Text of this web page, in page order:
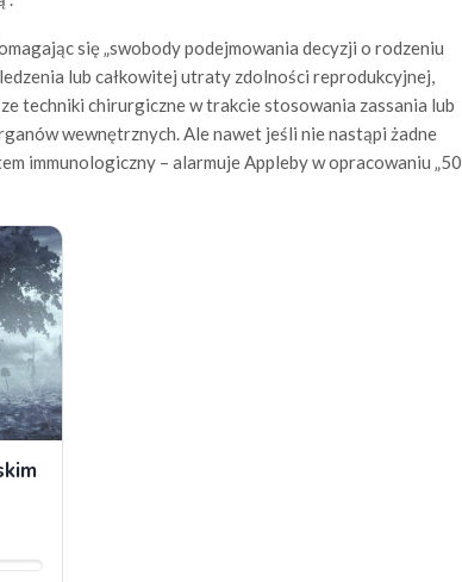
się „swobody podejmowania decyzji o rodzeniu
lub całkowitej utraty zdolności reprodukcyjnej,
techniki chirurgiczne w trakcie stosowania zassania lub
wewnętrznych. Ale nawet jeśli nie nastąpi żadne
immunologiczny – alarmuje Appleby w opracowaniu „50